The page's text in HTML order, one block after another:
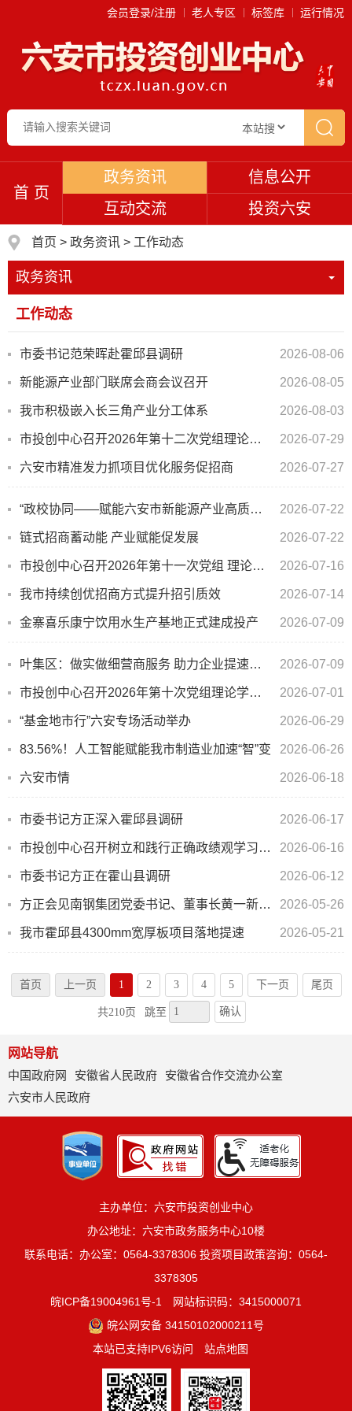
会员登录/注册 老人专区 标签库 运行情况
首 页
政务资讯
信息公开
互动交流
投资六安
首页 > 政务资讯 > 工作动态
政务资讯
工作动态
市委书记范荣晖赴霍邱县调研 2026-08-06
新能源产业部门联席会商会议召开 2026-08-05
我市积极嵌入长三角产业分工体系 2026-08-03
市投创中心召开2026年第十二次党组理论学习中心组学习会 2026-07-29
六安市精准发力抓项目优化服务促招商 2026-07-27
“政校协同——赋能六安市新能源产业高质量发展”座谈会成功举办 2026-07-22
链式招商蓄动能 产业赋能促发展 2026-07-22
市投创中心召开2026年第十一次党组 理论学习中心组学习会 2026-07-16
我市持续创优招商方式提升招引质效 2026-07-14
金寨喜乐康宁饮用水生产基地正式建成投产 2026-07-09
叶集区：做实做细营商服务 助力企业提速发展 2026-07-09
市投创中心召开2026年第十次党组理论学习中心组学习会 2026-07-01
“基金地市行”六安专场活动举办 2026-06-29
83.56%！人工智能赋能我市制造业加速“智”变 2026-06-26
六安市情 2026-06-18
市委书记方正深入霍邱县调研 2026-06-17
市投创中心召开树立和践行正确政绩观学习教育案例剖析思想交流会 2026-06-16
市委书记方正在霍山县调研 2026-06-12
方正会见南钢集团党委书记、董事长黄一新一行 2026-05-26
我市霍邱县4300mm宽厚板项目落地提速 2026-05-21
首页 上一页 1 2 3 4 5 下一页 尾页
共210页 跳至 确认
网站导航
中国政府网
安徽省人民政府
安徽省合作交流办公室
六安市人民政府
主办单位：六安市投资创业中心
办公地址：六安市政务服务中心10楼
联系电话：办公室：0564-3378306 投资项目政策咨询：0564-
3378305
皖ICP备19004961号-1
网站标识码：3415000071
皖公网安备 34150102000211号
本站已支持IPV6访问
站点地图